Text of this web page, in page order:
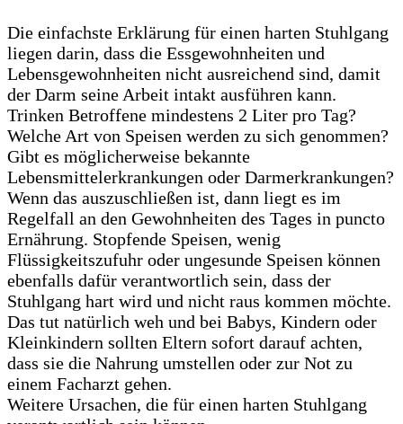
Die einfachste Erklärung für einen harten Stuhlgang
liegen darin, dass die Essgewohnheiten und
Lebensgewohnheiten nicht ausreichend sind, damit
der Darm seine Arbeit intakt ausführen kann.
Trinken Betroffene mindestens 2 Liter pro Tag?
Welche Art von Speisen werden zu sich genommen?
Gibt es möglicherweise bekannte
Lebensmittelerkrankungen oder Darmerkrankungen?
Wenn das auszuschließen ist, dann liegt es im
Regelfall an den Gewohnheiten des Tages in puncto
Ernährung. Stopfende Speisen, wenig
Flüssigkeitszufuhr oder ungesunde Speisen können
ebenfalls dafür verantwortlich sein, dass der
Stuhlgang hart wird und nicht raus kommen möchte.
Das tut natürlich weh und bei Babys, Kindern oder
Kleinkindern sollten Eltern sofort darauf achten,
dass sie die Nahrung umstellen oder zur Not zu
einem Facharzt gehen.
Weitere Ursachen, die für einen harten Stuhlgang